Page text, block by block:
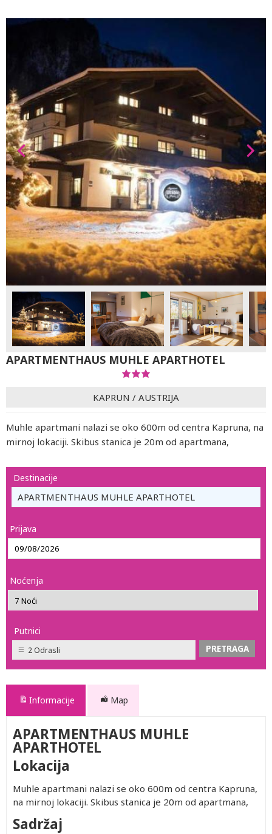
APARTMENTHAUS MUHLE APARTHOTEL
KAPRUN / AUSTRIJA
Muhle apartmani nalazi se oko 600m od centra Kapruna, na
mirnoj lokaciji. Skibus stanica je 20m od apartmana,
Destinacije
APARTMENTHAUS MUHLE APARTHOTEL
Prijava
Noćenja
Putnici
2 Odrasli
Informacije Map
APARTMENTHAUS MUHLE
APARTHOTEL
Lokacija
Muhle apartmani nalazi se oko 600m od centra Kapruna,
na mirnoj lokaciji. Skibus stanica je 20m od apartmana,
Sadržaj